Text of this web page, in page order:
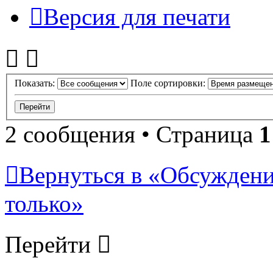
Версия для печати
Показать: Поле сортировки:
2 сообщения • Страница 1
Вернуться в
только»
Перейти